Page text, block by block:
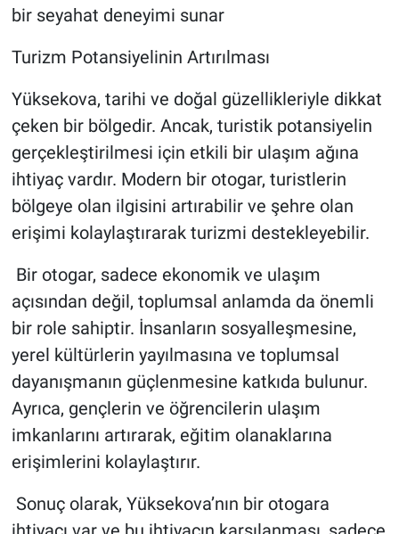
bir seyahat deneyimi sunar
Turizm Potansiyelinin Artırılması
Yüksekova, tarihi ve doğal güzellikleriyle dikkat
çeken bir bölgedir. Ancak, turistik potansiyelin
gerçekleştirilmesi için etkili bir ulaşım ağına
ihtiyaç vardır. Modern bir otogar, turistlerin
bölgeye olan ilgisini artırabilir ve şehre olan
erişimi kolaylaştırarak turizmi destekleyebilir.
Bir otogar, sadece ekonomik ve ulaşım
açısından değil, toplumsal anlamda da önemli
bir role sahiptir. İnsanların sosyalleşmesine,
yerel kültürlerin yayılmasına ve toplumsal
dayanışmanın güçlenmesine katkıda bulunur.
Ayrıca, gençlerin ve öğrencilerin ulaşım
imkanlarını artırarak, eğitim olanaklarına
erişimlerini kolaylaştırır.
Sonuç olarak, Yüksekova’nın bir otogara